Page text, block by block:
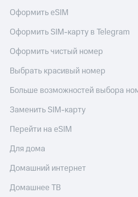
номер
оператора
Оплата
интернета
ТВ
Переводы
телефона
по QR-
Оформить eSIM
Оформить SIM-карту в Telegram
Оформить чистый номер
Выбрать красивый номер
Больше возможностей выбора
Заменить SIM-карту
Перейти на eSIM
Для дома
Домашний интернет
Домашнее ТВ